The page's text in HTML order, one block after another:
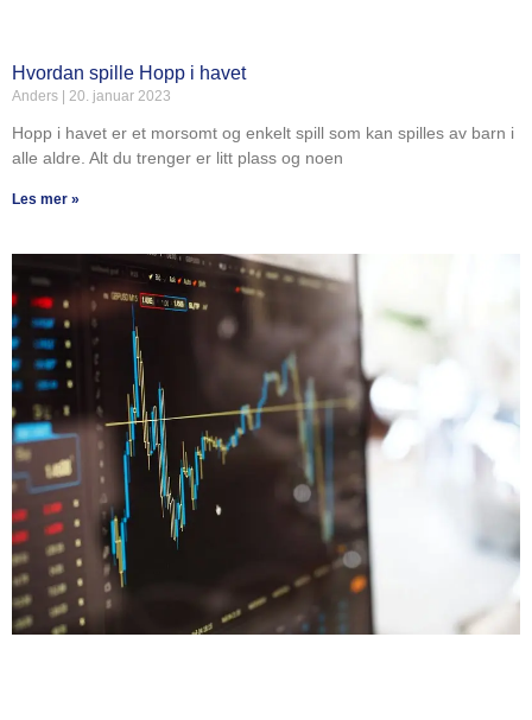
Hvordan spille Hopp i havet
Anders 20. januar 2023
Hopp i havet er et morsomt og enkelt spill som kan spilles av barn i
alle aldre. Alt du trenger er litt plass og noen
Les mer »